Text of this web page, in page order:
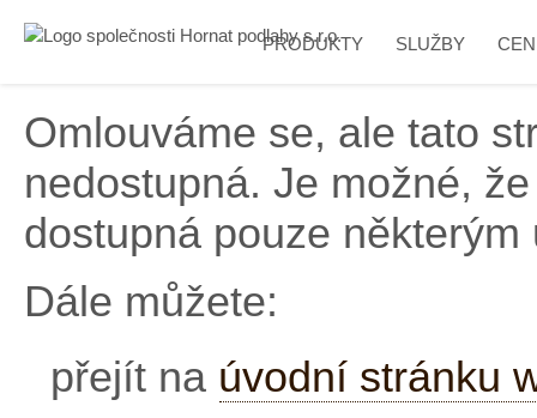
PRODUKTY SLUŽBY
Omlouváme se, ale tato
nedostupná. Je možné,
dostupná pouze některým
Dále můžete:
přejít na úvodní stránku